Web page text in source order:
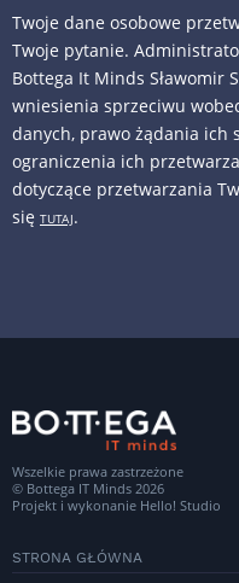
Twoje dane osobowe
Twoje pytanie.
Bottega It Minds Sławomir
wniesienia sprzeciwu
danych, prawo żądania ich
ograniczenia ich
dotyczące przetwarzania
się TUTAJ.
Wszelkie prawa zastrzeżone
© Bottega IT Minds 2026
Projekt i wykonanie Hello! Studio
STRONA GŁÓWNA